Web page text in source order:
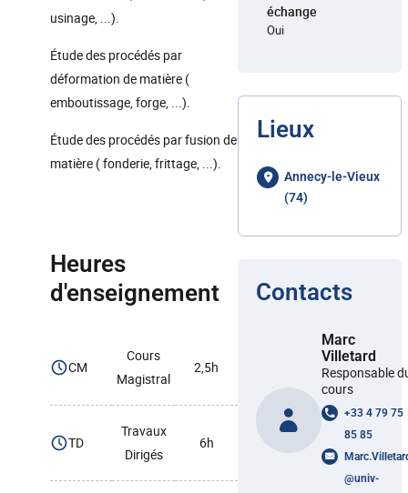
usinage, ...).
Étude des procédés par
déformation de matière (
emboutissage, forge, ...).
Étude des procédés par fusion de
matière ( fonderie, frittage, ...).
Heures
d'enseignement
CM
Cours
Magistral
2,5h
TD
Travaux
Dirigés
6h
échange
Oui
Lieux
Annecy-le-Vieux
(74)
Contacts
Marc
Villetard
Responsable
cours
+33 4 79 75
85 85
@univ-